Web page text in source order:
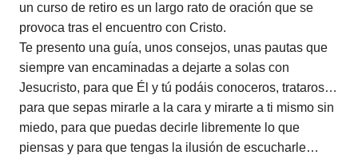
un curso de retiro es un largo rato de oración que se
provoca tras el encuentro con Cristo.
Te presento una guía, unos consejos, unas pautas que
siempre van encaminadas a dejarte a solas con
Jesucristo, para que Él y tú podáis conoceros, trataros…
para que sepas mirarle a la cara y mirarte a ti mismo sin
miedo, para que puedas decirle libremente lo que
piensas y para que tengas la ilusión de escucharle…